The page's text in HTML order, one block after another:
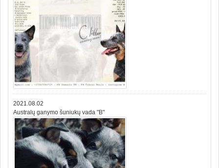
2021.08.02
Australų ganymo šuniukų vada "B"